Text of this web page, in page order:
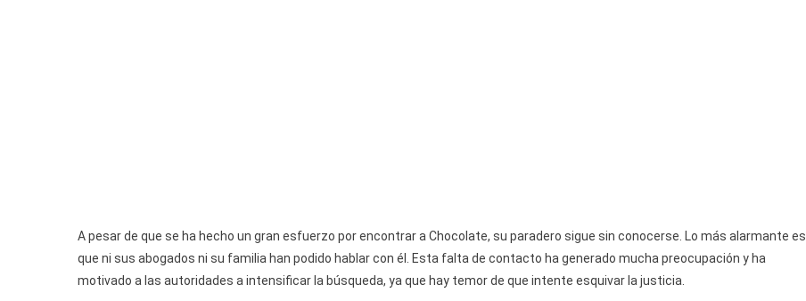
A pesar de que se ha hecho un gran esfuerzo por encontrar a Chocolate, su paradero sigue sin conocerse. Lo más alarmante es
que ni sus abogados ni su familia han podido hablar con él. Esta falta de contacto ha generado mucha preocupación y ha
motivado a las autoridades a intensificar la búsqueda, ya que hay temor de que intente esquivar la justicia.